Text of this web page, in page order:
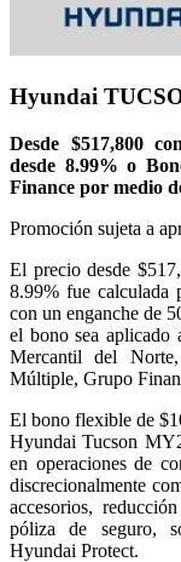
Hyundai
Desde $517,800
desde 8.99% o
Finance por medio
Promoción sujeta a
El precio desde
8.99% fue calculada
con un enganche de
el bono sea aplicado
Mercantil del
Múltiple, Grupo
El bono flexible de
Hyundai Tucson
en operaciones de
discrecionalmente
accesorios,
póliza de seguro,
Hyundai Protect.